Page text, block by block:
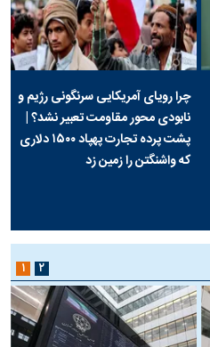
چرا رویای آمریکایی سرنگونی رژیم و
نابودی محور مقاومت تعبیر نشد؟ |
پشت پرده تجارت پهپاد‌ ۱۵۰۰ دلاری
که واشنگتن را زمین زد
۱ ۲